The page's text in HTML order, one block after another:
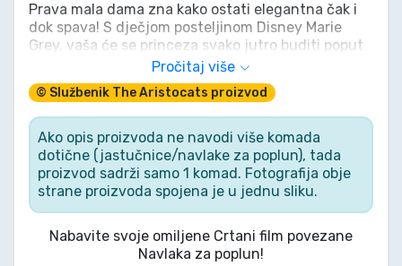
Prava mala dama zna kako ostati elegantna čak i
dok spava! S dječjom posteljinom Disney Marie
Grey, vaša će se princeza svako jutro buditi poput
prave aristomace. Šarmantna maca Marie sa
svojom ružičastom mašnom i natpisom 'I woke up
like this' donosi pariški šik i nevjerojatnu mekoću u
svaku dječju sobu. Ova nježna posteljina idealna je
za slatke snove u vrtiću ili kod kuće. Jer elegantan
odmor i kraljevski snovi nemaju cijenu!
Pročitaj više
© Službenik The Aristocats proizvod
Ako opis proizvoda ne navodi više komada
dotične (jastučnice/navlake za poplun), tada
proizvod sadrži samo 1 komad. Fotografija obje
strane proizvoda spojena je u jednu sliku.
Nabavite svoje omiljene Crtani film povezane
Navlaka za poplun!